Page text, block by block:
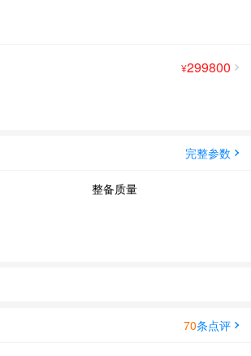
¥299800
完整参数
整备质量
70条点评